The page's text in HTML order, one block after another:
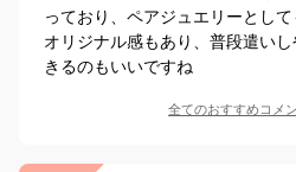
っており、ペアジュエリーとし
オリジナル感もあり、普段遣い
きるのもいいですね
全てのおすすめコメ